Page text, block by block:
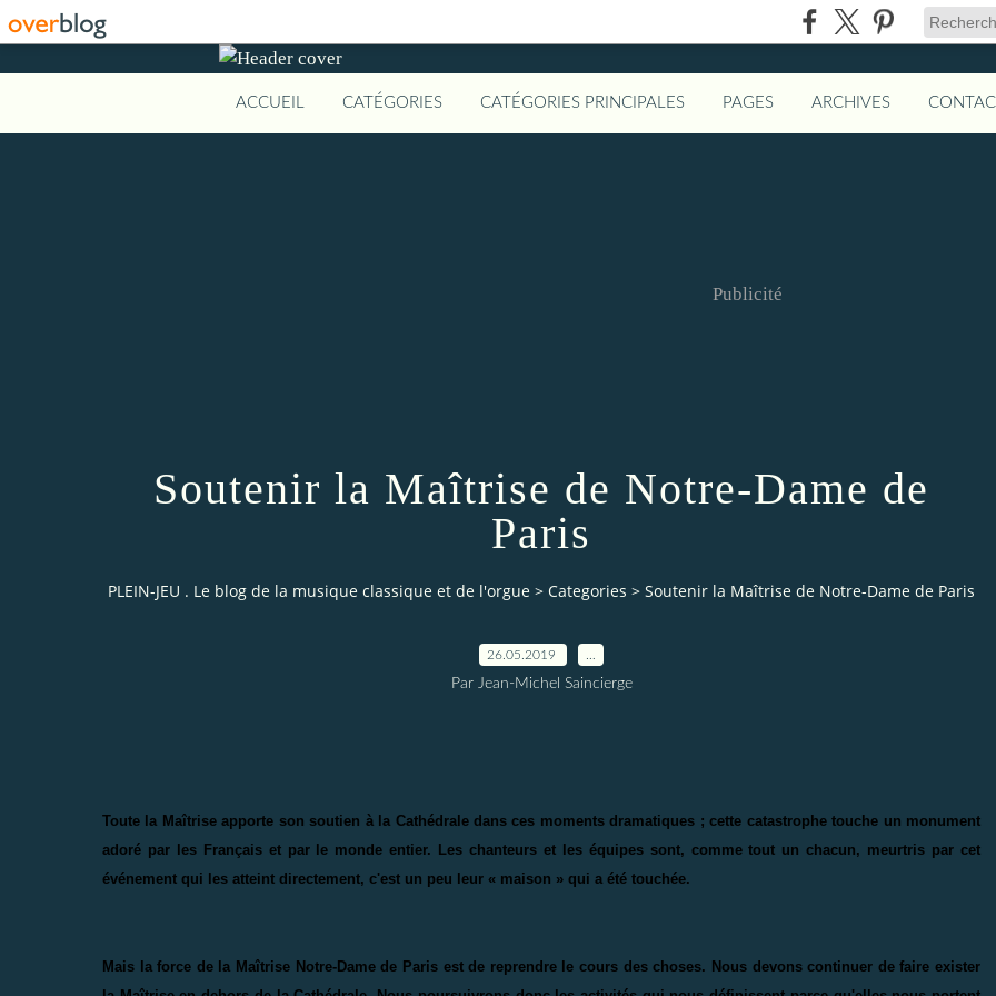
ACCUEIL CATÉGORIES CATÉGORIES PRINCIPALES PAGES ARCHIVES
Publicité
Soutenir la Maîtrise de Notre-Dame de
Paris
PLEIN-JEU . Le blog de la musique classique et de l'orgue > Categories > Soutenir la Maîtrise de Notre-Dame de Paris
26.05.2019
Par Jean-Michel Saincierge
Toute la Maîtrise apporte son soutien à la Cathédrale dans ces moments dramatiques ; cette catastrophe touche un monument
adoré par les Français et par le monde entier. Les chanteurs et les équipes sont, comme tout un chacun, meurtris par cet
événement qui les atteint directement, c'est un peu leur « maison » qui a été touchée.
Mais la force de la Maîtrise Notre-Dame de Paris est de reprendre le cours des choses. Nous devons continuer de faire exister